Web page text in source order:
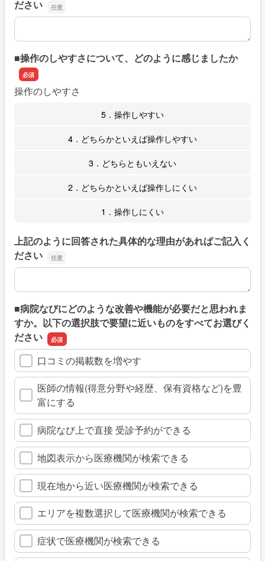
ださい
上記のように回答された具体的な理由があればご記入くだ
■操作のしやすさについて、どのように感じましたか
操作のしやすさ
5．操作しやすい
4．どちらかといえば操作しやすい
3．どちらともいえない
2．どちらかといえば操作しにくい
1．操作しにくい
上記のように回答された具体的な理由があればご記入く
ださい
上記のように回答された具体的な理由があればご記入くだ
■病院なびにどのような改善や機能が必要だと思われま
すか。以下の選択肢で要望に近いものをすべてお選びく
ださい
口コミの掲載数を増やす
医師の情報(得意分野や経歴、保有資格など)を豊
富にする
病院なび上で直接 受診予約ができる
地図表示から医療機関が検索できる
現在地から近い医療機関が検索できる
エリアを複数選択して医療機関が検索できる
症状で医療機関が検索できる